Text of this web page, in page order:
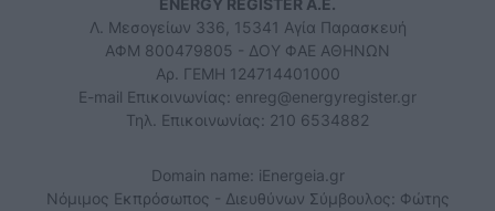
ENERGY REGISTER Α.Ε.
Λ. Μεσογείων 336, 15341 Αγία Παρασκευή
ΑΦΜ 800479805 - ΔΟΥ ΦΑΕ ΑΘΗΝΩΝ
Αρ. ΓΕΜΗ 124714401000
E-mail Επικοινωνίας: enreg@energyregister.gr
Τηλ. Επικοινωνίας: 210 6534882
Domain name: iEnergeia.gr
Νόμιμος Εκπρόσωπος - Διευθύνων Σύμβουλος: Φώτης